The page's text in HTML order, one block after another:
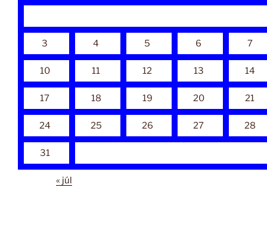
3 4 5 6 7
10 11 12 13 14
17 18 19 20 21
24 25 26 27 28
31
« júl